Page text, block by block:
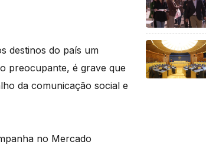
destinos do país um
preocupante, é grave que
da comunicação social e
no Mercado